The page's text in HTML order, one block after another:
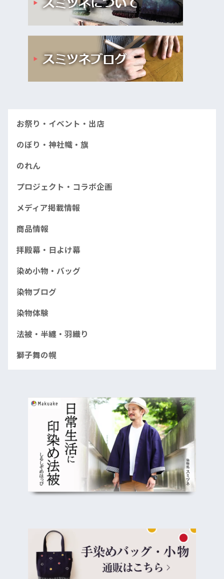
お祭り・イベント・出店
のぼり・神社幟・旗
のれん
プロジェクト・コラボ企画
メディア掲載情報
商品情報
拝殿幕・日よけ幕
染め小物・バッグ
染物ブログ
染物体験
法被・半纏・羽織り
獅子舞の幌